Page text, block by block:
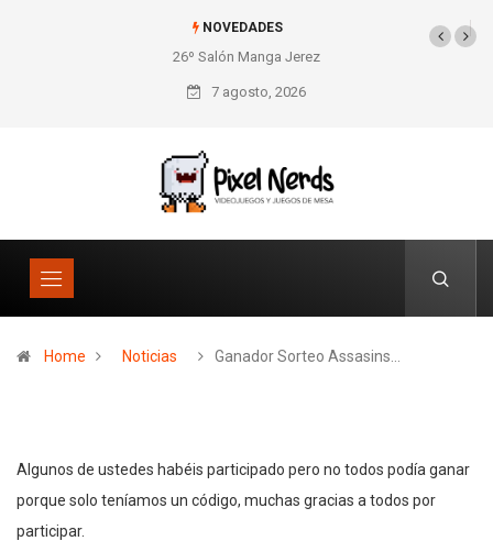
NOVEDADES
26º Salón Manga Jerez SNES Pixel Book para
los amantes de lo retro
7 agosto, 2026
Home Noticias Ganador Sorteo Assasins…
Algunos de ustedes habéis participado pero no todos podía ganar
porque solo teníamos un código, muchas gracias a todos por
participar.